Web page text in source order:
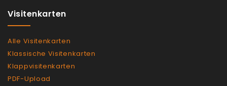
Visitenkarten
Alle Visitenkarten
Klassische Visitenkarten
Klappvisitenkarten
PDF-Upload